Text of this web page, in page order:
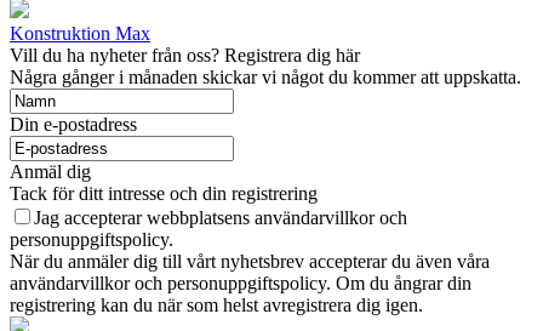
Konstruktion Max
Vill du ha nyheter från oss? Registrera dig här
Några gånger i månaden skickar vi något du kommer att uppskatta.
Din e-postadress
Anmäl dig
Tack för ditt intresse och din registrering
Jag accepterar webbplatsens användarvillkor och
personuppgiftspolicy.
När du anmäler dig till vårt nyhetsbrev accepterar du även våra
användarvillkor och personuppgiftspolicy. Om du ångrar din
registrering kan du när som helst avregistrera dig igen.